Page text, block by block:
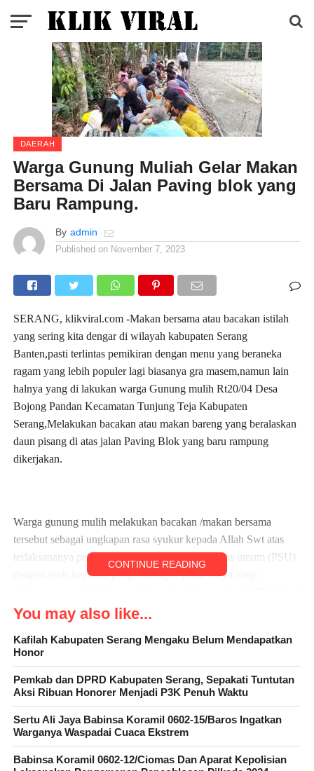
DAERAH
Warga Gunung Muliah Gelar Makan
Bersama Di Jalan Paving blok yang
Baru Rampung.
By admin
Published on November 7, 2023
SERANG, klikviral.com -Makan bersama atau bacakan istilah
yang sering kita dengar di wilayah kabupaten Serang
Banten,pasti terlintas pemikiran dengan menu yang beraneka
ragam yang lebih populer lagi biasanya gra masem,namun lain
halnya yang di lakukan warga Gunung mulih Rt20/04 Desa
Bojong Pandan Kecamatan Tunjung Teja Kabupaten
Serang,Melakukan bacakan atau makan bareng yang beralaskan
daun pisang di atas jalan Paving Blok yang baru rampung
dikerjakan.
Warga gunung mulih melakukan bacakan /makan bersama
tersebut sebagai ungkapan rasa syukur kepada Allah Swt atas
terlaksananya pembangunan Peningkatan pasilitas umum (PSU)
dengan jenis kegiatan pengembangan padat karya,yang
Remaja Gunung Mulih (ARGUM).
CONTINUE READING
You may also like...
Kafilah Kabupaten Serang Mengaku Belum Mendapatkan
Honor
Pemkab dan DPRD Kabupaten Serang, Sepakati Tuntutan
Aksi Ribuan Honorer Menjadi P3K Penuh Waktu
Sertu Ali Jaya Babinsa Koramil 0602-15/Baros Ingatkan
Warganya Waspadai Cuaca Ekstrem
Babinsa Koramil 0602-12/Ciomas Dan Aparat Kepolisian